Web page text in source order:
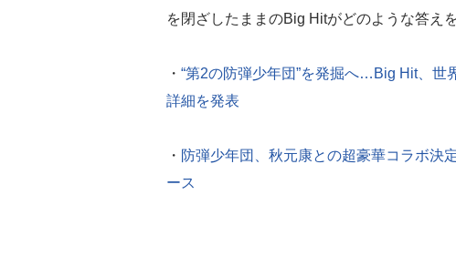
を閉ざしたままのBig Hitがどのような答え
・ “第2の防弾少年団”を発掘へ…Big Hit、世
詳細を発表
・ 防弾少年団、秋元康との超豪華コラボ決
ース